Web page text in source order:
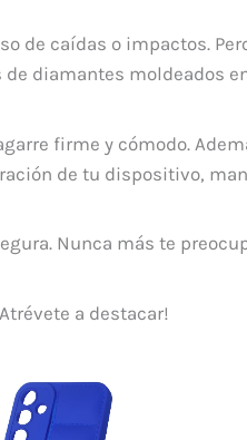
de caídas o impactos.
diamantes moldeados
firme y cómodo.
de tu dispositivo,
Nunca más te
a destacar!